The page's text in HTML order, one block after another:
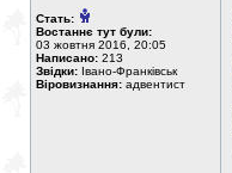
Стать:
Востаннє тут були:
03 жовтня 2016, 20:05
Написано: 213
Звідки: Івано-Франківськ
Віровизнання: адвентист